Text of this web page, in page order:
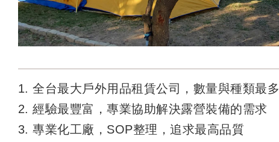
1. 全台最大戶外用品租賃公司，數量與種類最多
2. 經驗最豐富，專業協助解決露營裝備的需求
3. 專業化工廠，SOP整理，追求最高品質